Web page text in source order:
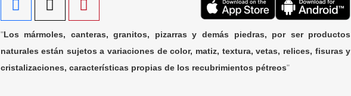
"Los mármoles, canteras, granitos, pizarras y demás piedras, por ser productos
naturales están sujetos a variaciones de color, matiz, textura, vetas, relices, fisuras y
cristalizaciones, características propias de los recubrimientos pétreos"